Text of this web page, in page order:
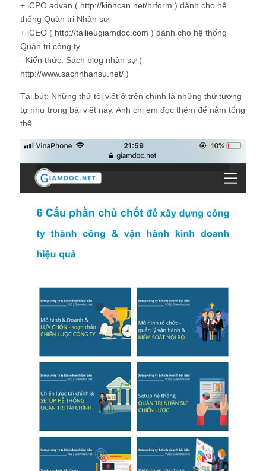
+ iCPO advan ( http://kinhcan.net/hrform ) dành cho hệ
thống Quản trị Nhân sự
+ iCEO ( http://tailieugiamdoc.com ) dành cho hệ thống
Quản trị công ty
- Kiến thức: Sách blog nhân sự (
http://www.sachnhansu.net/ )
Tái bút: Những thứ tôi viết ở trên chính là những thứ tương
tự như trong bài viết này. Anh chị em đọc thêm để nắm tổng
thể.